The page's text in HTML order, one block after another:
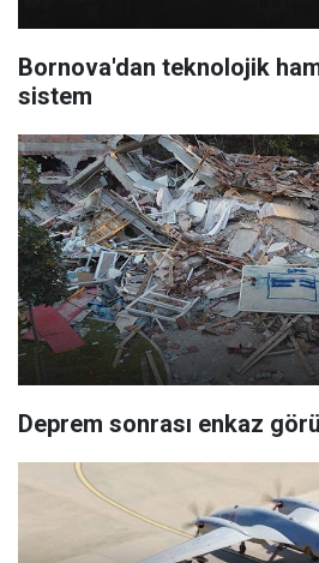
Bornova'dan teknolojik
sistem
Deprem sonrası enkaz